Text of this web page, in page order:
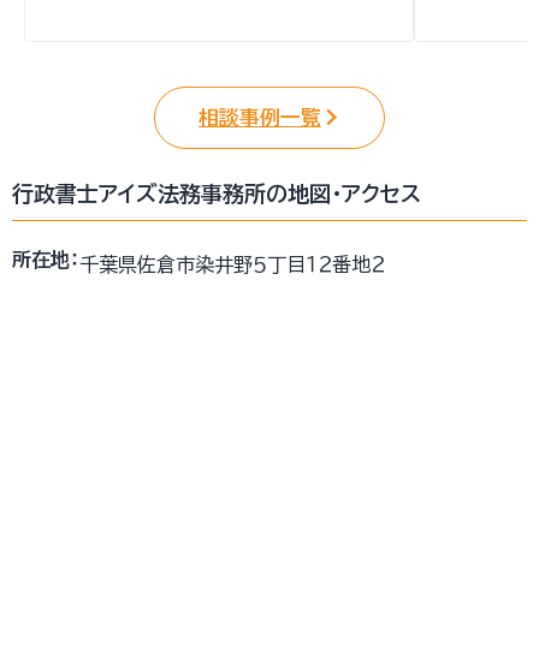
相談事例一覧
行政書士アイズ法務事務所の地図・アクセス
所在地：千葉県佐倉市染井野５丁目１２番地２